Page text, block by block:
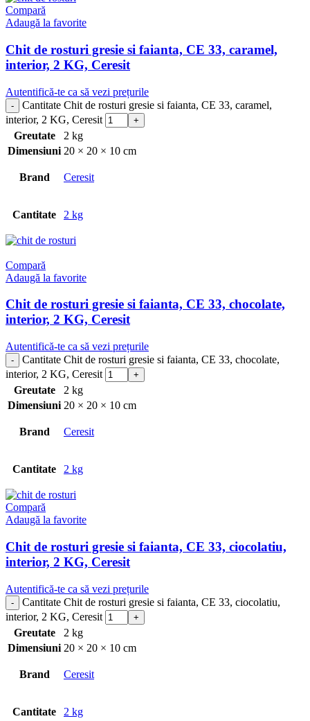
Compară
Adaugă la favorite
Chit de rosturi gresie si faianta, CE 33, caramel,
interior, 2 KG, Ceresit
Autentifică-te ca să vezi prețurile
Cantitate Chit de rosturi gresie si faianta, CE 33, caramel,
interior, 2 KG, Ceresit
Greutate
2 kg
Dimensiuni 20 × 20 × 10 cm
Brand Ceresit
Cantitate 2 kg
Compară
Adaugă la favorite
Chit de rosturi gresie si faianta, CE 33, chocolate,
interior, 2 KG, Ceresit
Autentifică-te ca să vezi prețurile
Cantitate Chit de rosturi gresie si faianta, CE 33, chocolate,
interior, 2 KG, Ceresit
Greutate
2 kg
Dimensiuni 20 × 20 × 10 cm
Brand Ceresit
Cantitate 2 kg
Compară
Adaugă la favorite
Chit de rosturi gresie si faianta, CE 33, ciocolatiu,
interior, 2 KG, Ceresit
Autentifică-te ca să vezi prețurile
Cantitate Chit de rosturi gresie si faianta, CE 33, ciocolatiu,
interior, 2 KG, Ceresit
Greutate
2 kg
Dimensiuni 20 × 20 × 10 cm
Brand Ceresit
Cantitate 2 kg